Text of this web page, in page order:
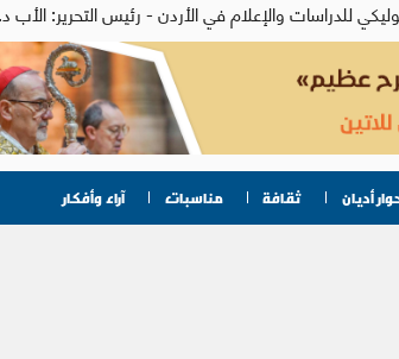
أديان ثقافة مناسبات آراء وأفكار